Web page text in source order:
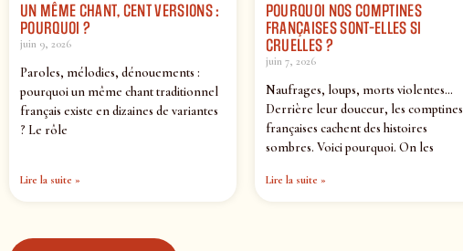
UN MÊME CHANT, CENT VERSIONS :
POURQUOI ?
juin 9, 2026
Paroles, mélodies, dénouements :
pourquoi un même chant traditionnel
français existe en dizaines de variantes
? Le rôle
Lire la suite »
POURQUOI NOS COMPTINES
FRANÇAISES SONT-ELLES SI
CRUELLES ?
juin 7, 2026
Naufrages, loups, morts violentes…
Derrière leur douceur, les comptines
françaises cachent des histoires
sombres. Voici pourquoi. On les
Lire la suite »